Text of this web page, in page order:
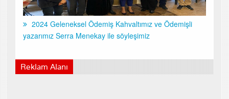
2024 Geleneksel Ödemiş Kahvaltımız ve Ödemişli
yazarımız Serra Menekay ile söyleşimiz
Reklam Alanı